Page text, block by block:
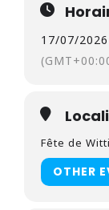
17/07/2026
Fête de
OTHER